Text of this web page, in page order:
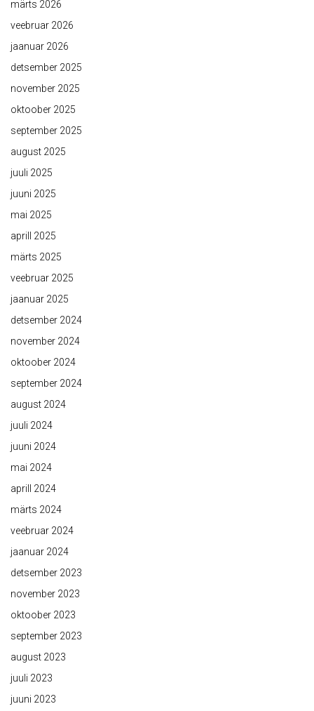
märts 2026
veebruar 2026
jaanuar 2026
detsember 2025
november 2025
oktoober 2025
september 2025
august 2025
juuli 2025
juuni 2025
mai 2025
aprill 2025
märts 2025
veebruar 2025
jaanuar 2025
detsember 2024
november 2024
oktoober 2024
september 2024
august 2024
juuli 2024
juuni 2024
mai 2024
aprill 2024
märts 2024
veebruar 2024
jaanuar 2024
detsember 2023
november 2023
oktoober 2023
september 2023
august 2023
juuli 2023
juuni 2023